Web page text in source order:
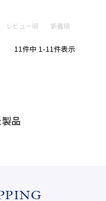
レビュー順 新着順
11件中 1-11件表示
品